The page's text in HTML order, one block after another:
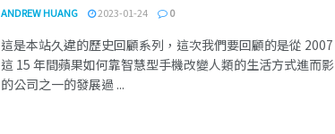
ANDREW HUANG 2023-01-24 0
這是本站久違的歷史回顧系列，這次我們要回顧的是從
這 15 年間蘋果如何靠智慧型手機改變人類的生活方式進而
的公司之一的發展過 ...